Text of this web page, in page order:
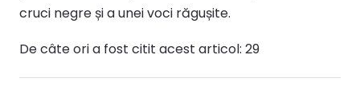
cruci negre și a unei voci răgușite.
De câte ori a fost citit acest articol: 29